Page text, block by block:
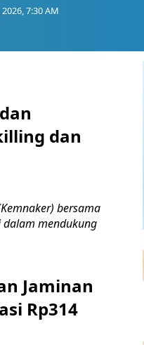
7:30 AM
dan
bersama
dalam mendukung
Jaminan
Rp314